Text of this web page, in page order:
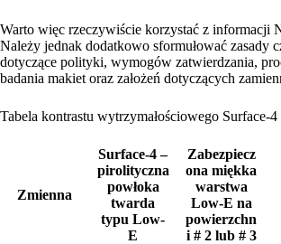
Warto więc rzeczywiście korzystać z informacji
Należy jednak dodatkowo sformułować zasady
dotyczące polityki, wymogów zatwierdzania,
badania makiet oraz założeń dotyczących
Tabela kontrastu wytrzymałościowego Surface-
Zmienna
Surface-4 –
pirolityczna
powłoka
twarda
typu Low-
E
Zabezpiecz
ona miękka
warstwa
Low-E na
powierzchn
i # 2 lub # 3